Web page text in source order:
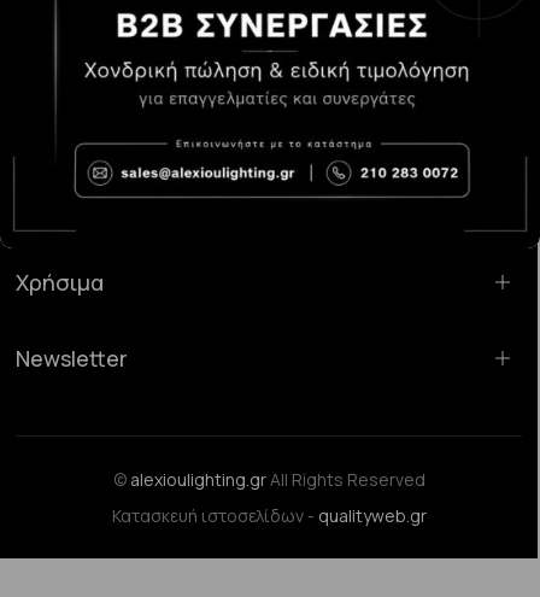
Κατάστημα Χαλάνδρι:Σαρανταπόρου 55, 15232, Χαλάνδρι
sales@alexioulighting.gr
210 283 0072
6983123181
Χρήσιμα
Newsletter
© alexioulighting.grAll Rights Reserved
Κατασκευή ιστοσελίδων - qualityweb.gr